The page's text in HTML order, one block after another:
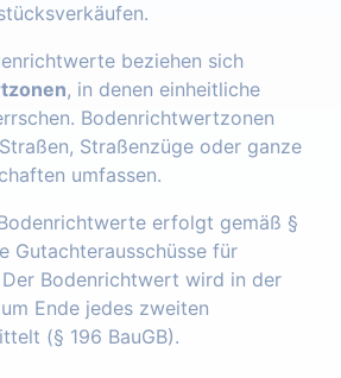
beziehen sich
, in denen einheitliche
Bodenrichtwertzonen
Straßenzüge oder ganze
umfassen.
erfolgt gemäß §
Gutachterausschüsse für
Bodenrichtwert wird in der
Ende jedes zweiten
(§ 196 BauGB).